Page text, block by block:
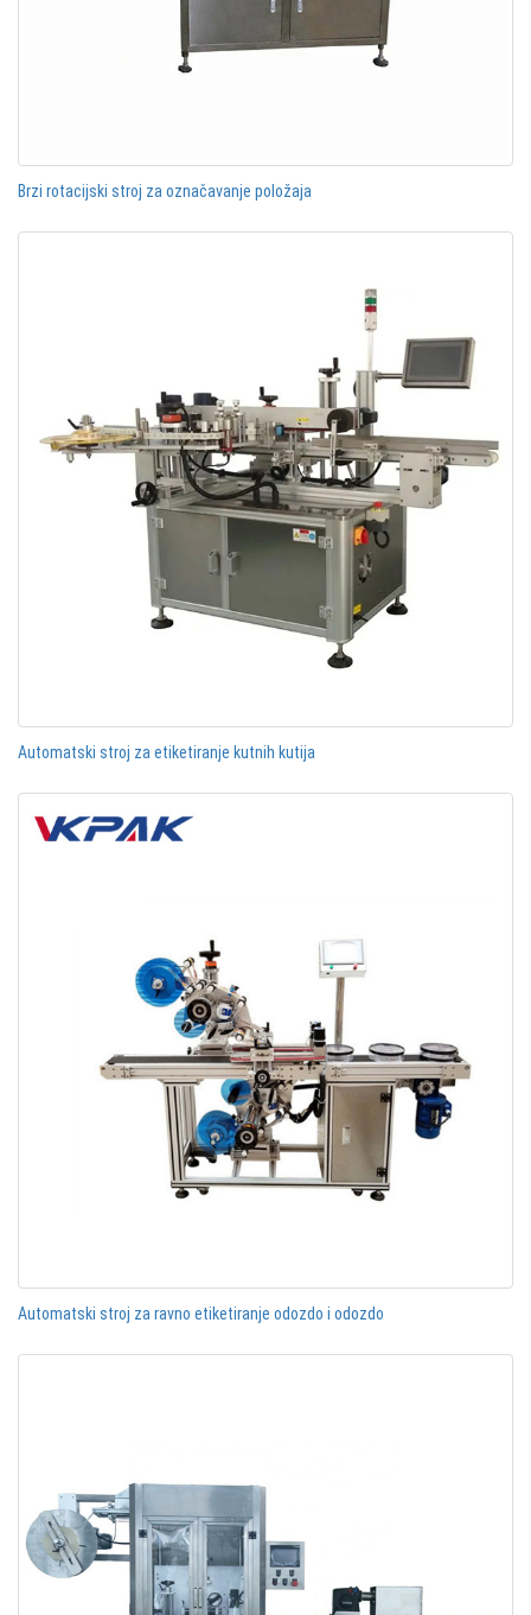
Brzi rotacijski stroj za označavanje položaja
Automatski stroj za etiketiranje kutnih kutija
Automatski stroj za ravno etiketiranje odozdo i odozdo